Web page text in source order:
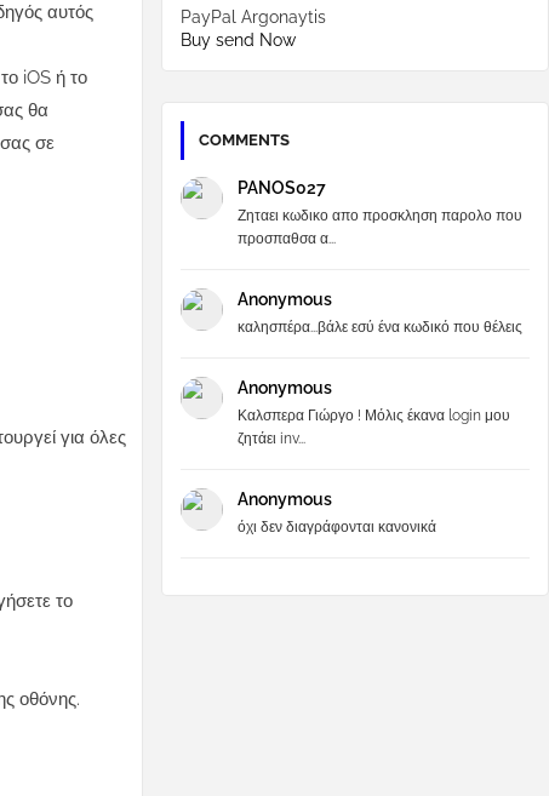
αυτός
iOS ή το
θα
σε
για όλες
το
οθόνης.
PayPal Argonaytis
Buy send Now
COMMENTS
PANOS027
Ζηταει κωδικο απο προσκληση παρολο που
προσπαθσα α...
Anonymous
καλησπέρα...βάλε εσύ ένα κωδικό που θέλεις
Anonymous
Καλσπερα Γιώργο ! Μόλις έκανα login μου
ζητάει inv...
Anonymous
όχι δεν διαγράφονται κανονικά